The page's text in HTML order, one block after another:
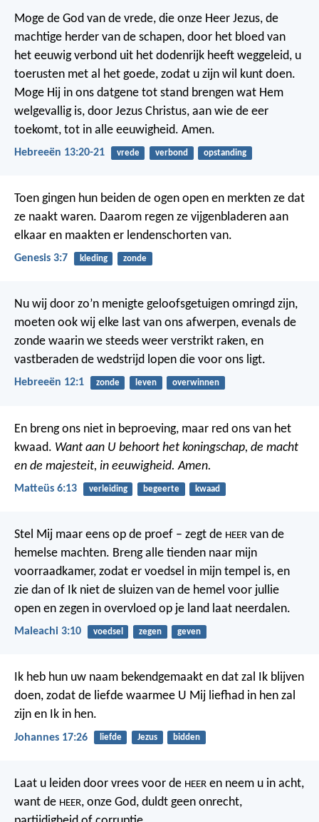
Moge de God van de vrede, die onze Heer Jezus, de
machtige herder van de schapen, door het bloed van
het eeuwig verbond uit het dodenrijk heeft weggeleid, u
toerusten met al het goede, zodat u zijn wil kunt doen.
Moge Hij in ons datgene tot stand brengen wat Hem
welgevallig is, door Jezus Christus, aan wie de eer
toekomt, tot in alle eeuwigheid. Amen.
Hebreeën 13:20-21 vrede verbond opstanding
Toen gingen hun beiden de ogen open en merkten ze dat
ze naakt waren. Daarom regen ze vijgenbladeren aan
elkaar en maakten er lendenschorten van.
Genesis 3:7 kleding zonde
Nu wij door zo’n menigte geloofsgetuigen omringd zijn,
moeten ook wij elke last van ons afwerpen, evenals de
zonde waarin we steeds weer verstrikt raken, en
vastberaden de wedstrijd lopen die voor ons ligt.
Hebreeën 12:1 zonde leven overwinnen
En breng ons niet in beproeving, maar red ons van het
kwaad. Want aan U behoort het koningschap, de macht
en de majesteit, in eeuwigheid. Amen.
Matteüs 6:13 verleiding begeerte kwaad
Stel Mij maar eens op de proef – zegt de HEER van de
hemelse machten. Breng alle tienden naar mijn
voorraadkamer, zodat er voedsel in mijn tempel is, en
zie dan of Ik niet de sluizen van de hemel voor jullie
open en zegen in overvloed op je land laat neerdalen.
Maleachi 3:10 voedsel zegen geven
Ik heb hun uw naam bekendgemaakt en dat zal Ik blijven
doen, zodat de liefde waarmee U Mij liefhad in hen zal
zijn en Ik in hen.
Johannes 17:26 liefde Jezus bidden
Laat u leiden door vrees voor de HEER en neem u in acht,
want de HEER, onze God, duldt geen onrecht,